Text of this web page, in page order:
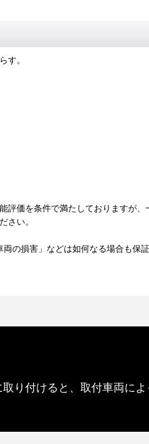
す。
価を条件で満たしておりますが
さい。
の損害」などは如何なる場合も保証
り付けると、取付車両に